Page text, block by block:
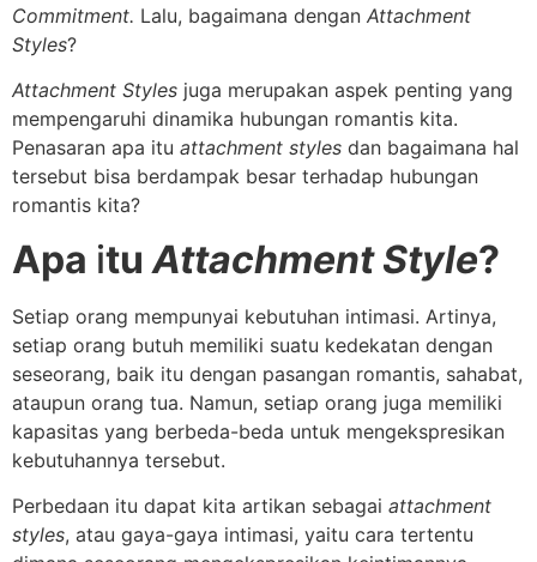
Commitment. Lalu, bagaimana dengan Attachment
Styles?
Attachment Styles juga merupakan aspek penting yang
mempengaruhi dinamika hubungan romantis kita.
Penasaran apa itu attachment styles dan bagaimana hal
tersebut bisa berdampak besar terhadap hubungan
romantis kita?
Apa itu Attachment Style?
Setiap orang mempunyai kebutuhan intimasi. Artinya,
setiap orang butuh memiliki suatu kedekatan dengan
seseorang, baik itu dengan pasangan romantis, sahabat,
ataupun orang tua. Namun, setiap orang juga memiliki
kapasitas yang berbeda-beda untuk mengekspresikan
kebutuhannya tersebut.
Perbedaan itu dapat kita artikan sebagai attachment
styles, atau gaya-gaya intimasi, yaitu cara tertentu